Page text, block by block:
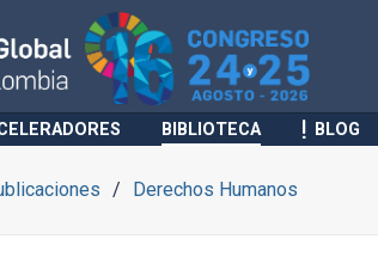
BIBLIOTECA BLOG
Derechos Humanos